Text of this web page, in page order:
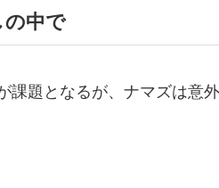
中で
題となるが、ナマズは意